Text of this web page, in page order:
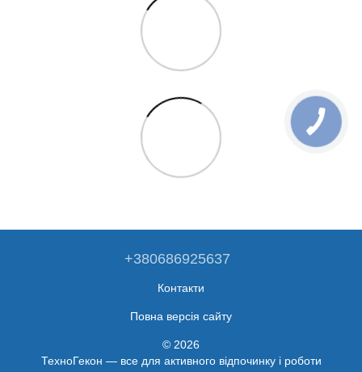
+380686925637
Контакти
Повна версія сайту
© 2026
ТехноГекон — все для активного відпочинку і роботи